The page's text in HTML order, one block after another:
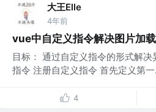
大王Elle
4年前
vue中自定义指令解决图片加
目标： 通过自定义指令的形式解决
指令 注册自定义指令 首先定义第一
4